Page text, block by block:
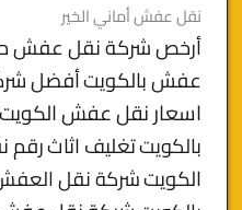
نقل عفش أماني الخير
أرخص شركة نقل عفش
عفش بالكويتأفضل
اسعار نقل عفش الكويت
بالكويتتغليف اثاث
الكويتشركة نقل